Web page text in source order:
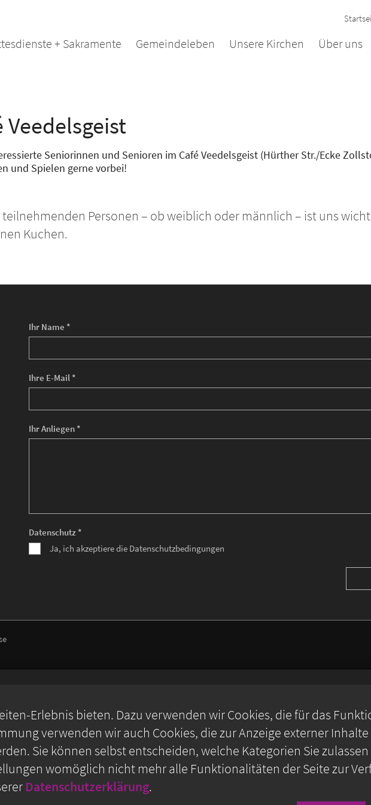
Erlebnis bieten. Dazu verwenden wir Cookies, die für das
verwenden wir auch Cookies, die zur Anzeige externer Inhalte
Sie können selbst entscheiden, welche Kategorien Sie
womöglich nicht mehr alle Funktionalitäten der Seite zur
Datenschutzerklärung.
+ Sakramente Gemeindeleben Unsere Kirchen Über uns
Seniorinnen und Senioren im Café Veedelsgeist (Hürther Str./Ecke
und Spielen gerne vorbei!
Personen – ob weiblich oder männlich – ist uns
Kuchen.
Ihr Name *
Ihre E-Mail *
Ihr Anliegen *
Datenschutz *
Ja, ich akzeptiere die Datenschutzbedingungen